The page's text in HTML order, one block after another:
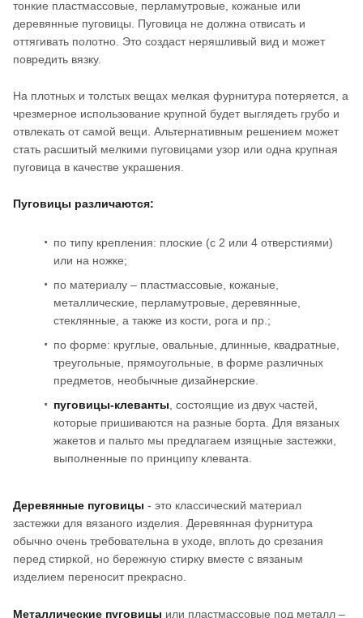
тонкие пластмассовые, перламутровые, кожаные или
деревянные пуговицы. Пуговица не должна отвисать и
оттягивать полотно. Это создаст неряшливый вид и может
повредить вязку.
На плотных и толстых вещах мелкая фурнитура потеряется, а
чрезмерное использование крупной будет выглядеть грубо и
отвлекать от самой вещи. Альтернативным решением может
стать расшитый мелкими пуговицами узор или одна крупная
пуговица в качестве украшения.
Пуговицы различаются:
по типу крепления: плоские (с 2 или 4 отверстиями)
или на ножке;
по материалу – пластмассовые, кожаные,
металлические, перламутровые, деревянные,
стеклянные, а также из кости, рога и пр.;
по форме: круглые, овальные, длинные, квадратные,
треугольные, прямоугольные, в форме различных
предметов, необычные дизайнерские.
пуговицы-клеванты, состоящие из двух частей,
которые пришиваются на разные борта. Для вязаных
жакетов и пальто мы предлагаем изящные застежки,
выполненные по принципу клеванта.
Деревянные пуговицы - это классический материал
застежки для вязаного изделия. Деревянная фурнитура
обычно очень требовательна в уходе, вплоть до срезания
перед стиркой, но бережную стирку вместе с вязаным
изделием переносит прекрасно.
Металлические пуговицы или пластмассовые под металл –